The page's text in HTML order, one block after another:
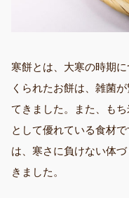
寒餅とは、大寒の時期
くられたお餅は、雑菌
てきました。また、も
として優れている食材
は、寒さに負けない体
きました。